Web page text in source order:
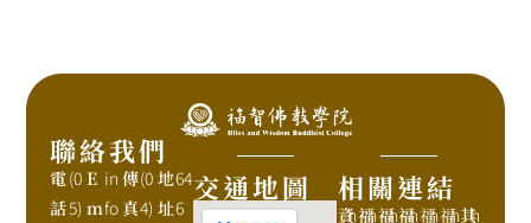
聯絡我們
電
話
(0
5)
E
m
in
fo
傳
真
(0
4)
地
址
64
6
交通地圖 相關連結
資h福
h福h福h福
h福h其h